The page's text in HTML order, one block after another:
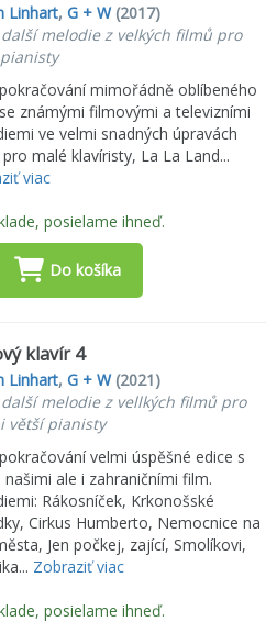
Linhart,G + W(2017)
melodie z velkých filmů pro
mimořádně oblíbeného
známými filmovými a televizními
ve velmi snadných úpravách
malé klavíristy, La La Land...
viac
posielame ihneď.
Do košíka
klavír 4
Linhart,G + W(2021)
melodie z vellkých filmů pro
větší pianisty
velmi úspěšné edice s
našimi ale i zahraničními film.
Rákosníček, Krkonošské
Cirkus Humberto, Nemocnice na
Jen počkej, zající, Smolíkovi,
Zobraziť viac
posielame ihneď.